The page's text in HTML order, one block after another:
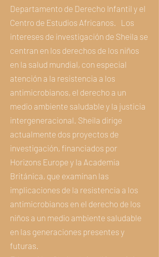
Departamento de Derecho Infantil y el
Centro de Estudios Africanos.
Los
intereses de investigación de Sheila se
centran en los derechos de los niños
en la salud mundial, con especial
atención a la resistencia a los
antimicrobianos, el derecho a un
medio ambiente saludable y la justicia
intergeneracional. Sheila dirige
actualmente dos proyectos de
investigación, financiados por
Horizons Europe y la Academia
Británica, que examinan las
implicaciones de la resistencia a los
antimicrobianos en el derecho de los
niños a un medio ambiente saludable
en las generaciones presentes y
futuras.